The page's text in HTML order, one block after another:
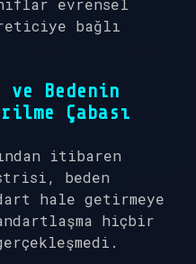
evrensel
bağlı
ve Bedenin
Çabası
itibaren
beden
hale getirmeye
hiçbir